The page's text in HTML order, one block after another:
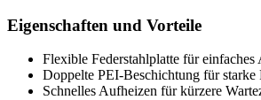
Eigenschaften und Vorteile
Flexible Federstahlplatte für einfaches
Doppelte PEI-Beschichtung für
Schnelles Aufheizen für kürzere